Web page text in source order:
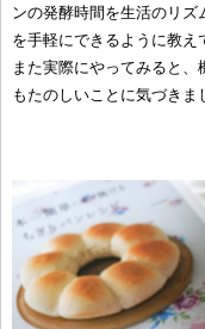
ンの発酵時間を生活のリズ
を手軽にできるように教え
また実際にやってみると
もたのしいことに気づきま